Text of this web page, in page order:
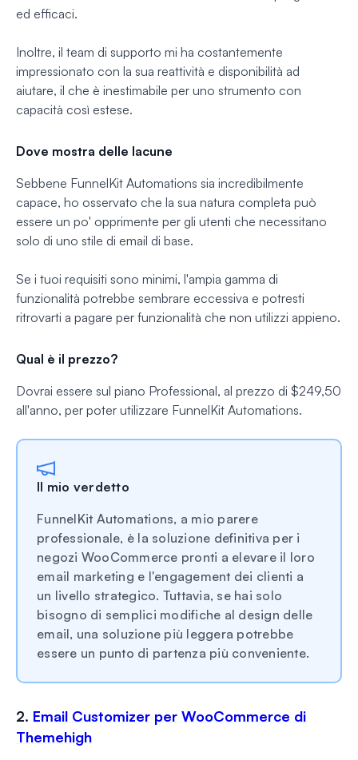
ed efficaci.
Inoltre, il team di supporto mi ha costantemente
impressionato con la sua reattività e disponibilità ad
aiutare, il che è inestimabile per uno strumento con
capacità così estese.
Dove mostra delle lacune
Sebbene FunnelKit Automations sia incredibilmente
capace, ho osservato che la sua natura completa può
essere un po' opprimente per gli utenti che necessitano
solo di uno stile di email di base.
Se i tuoi requisiti sono minimi, l'ampia gamma di
funzionalità potrebbe sembrare eccessiva e potresti
ritrovarti a pagare per funzionalità che non utilizzi appieno.
Qual è il prezzo?
Dovrai essere sul piano Professional, al prezzo di $249,50
all'anno, per poter utilizzare FunnelKit Automations.
Il mio verdetto
FunnelKit Automations, a mio parere
professionale, è la soluzione definitiva per i
negozi WooCommerce pronti a elevare il loro
email marketing e l'engagement dei clienti a
un livello strategico. Tuttavia, se hai solo
bisogno di semplici modifiche al design delle
email, una soluzione più leggera potrebbe
essere un punto di partenza più conveniente.
2. Email Customizer per WooCommerce di
Themehigh